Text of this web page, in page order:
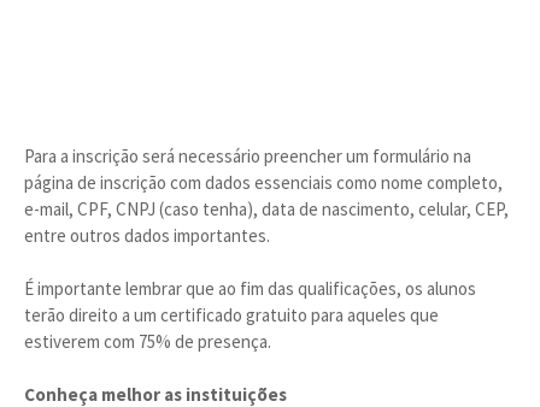
Para a inscrição será necessário preencher um formulário na
página de inscrição com dados essenciais como nome completo,
e-mail, CPF, CNPJ (caso tenha), data de nascimento, celular, CEP,
entre outros dados importantes.
É importante lembrar que ao fim das qualificações, os alunos
terão direito a um certificado gratuito para aqueles que
estiverem com 75% de presença.
Conheça melhor as instituições